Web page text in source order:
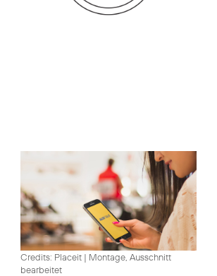
Credits: Placeit | Montage, Ausschnitt
bearbeitet